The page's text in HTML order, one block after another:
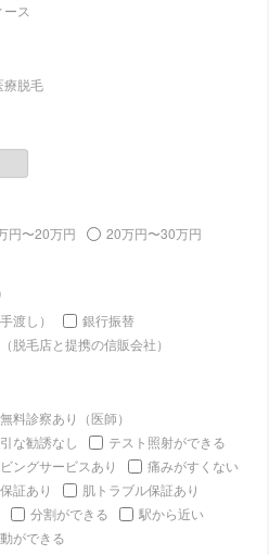
ース
療脱毛
円〜20万円
20万円〜30万円
渡し）
銀行振替
脱毛店と提携の信販会社）
無料診察あり（医師）
な勧誘なし
テスト照射ができる
ングサービスあり
痛みがすくない
証あり
肌トラブル保証あり
分割ができる
駅から近い
ができる